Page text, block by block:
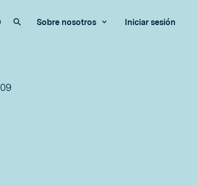
LanguageBuscar en nuestro sitio
Sobre nosotros Iniciar sesión